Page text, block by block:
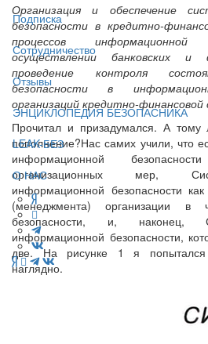
Подписка
Сотрудничество
Отзывы
ЭНЦИКЛОПЕДИЯ БЕЗОПАСНИКА
LEAK-БЕЗ
О НАС
Организация и обеспечение
безопасности в кредитно-
процессов
осуществлении банковских и
проведение контроля
безопасности в
организаций кредитно-
Прочитал и призадумался. А
пополнение?Нас самих учили, что
информационной
организационных мер,
информационной безопасности
(менеджмента) организации в
безопасности, и, наконец,
информационной безопасности,
две. На рисунке 1 я попытался
наглядно.